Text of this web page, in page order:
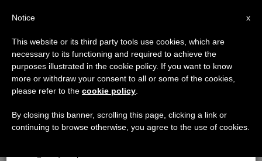
×
Aviso importante
Del 27 de julio al 7 de agosto haremos la pausa
anual, aprovechando que en el periodo de verano
se generan menos informaciones y también el
x
Notice
This website or its third party tools use cookies, which are
necessary to its functioning and required to achieve the
purposes illustrated in the cookie policy. If you want to know
more or withdraw your consent to all or some of the cookies,
please refer to the cookie policy
By closing this banner, scrolling this page, clicking a link or
continuing to browse otherwise, you agree to the use of cookies.